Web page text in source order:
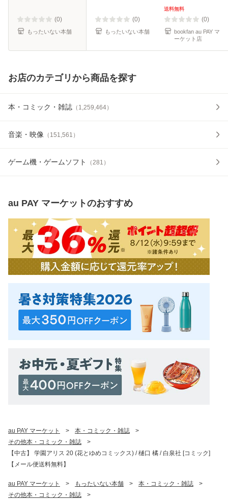
(0)
もったいない本舗
(0)
もったいない本舗
送料無料
(0)
bookfan au PAY マ
ーケット店
お店のカテゴリから商品を探す
本・コミック・雑誌 （ 1,259,464）
音楽・映像 （ 151,561 ）
ゲーム機・ゲームソフト （281 ）
au PAY マーケットのおすすめ
au PAY マーケット > 本・コミック・雑誌
>
その他本・コミック・雑誌
>
【中古】 学園アリス 20 (花とゆめコミックス) / 樋口 橘 / 白泉社 [コミック]
【メール便送料無料】
au PAY マーケット > もったいない本舗 > 本・コミック・雑誌
>
その他本・コミック・雑誌
>